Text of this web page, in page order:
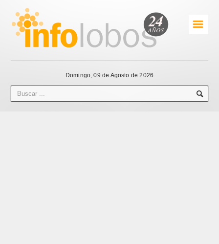
☰
Domingo, 09 de Agosto de 2026